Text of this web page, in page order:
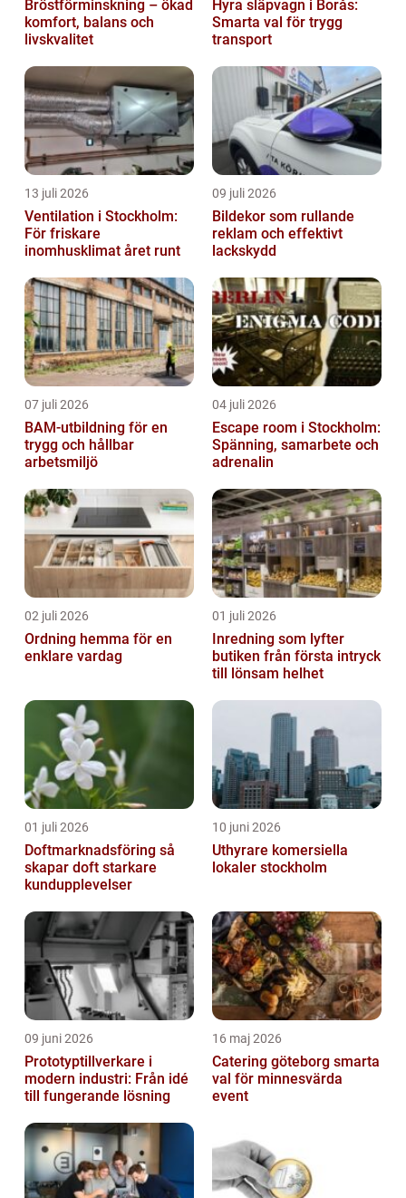
Bröstförminskning – ökad
komfort, balans och
livskvalitet
Hyra släpvagn i Borås:
Smarta val för trygg
transport
13 juli 2026
Ventilation i Stockholm:
För friskare
inomhusklimat året runt
09 juli 2026
Bildekor som rullande
reklam och effektivt
lackskydd
07 juli 2026
BAM-utbildning för en
trygg och hållbar
arbetsmiljö
04 juli 2026
Escape room i Stockholm:
Spänning, samarbete och
adrenalin
02 juli 2026
Ordning hemma för en
enklare vardag
01 juli 2026
Inredning som lyfter
butiken från första intryck
till lönsam helhet
01 juli 2026
Doftmarknadsföring så
skapar doft starkare
kundupplevelser
10 juni 2026
Uthyrare komersiella
lokaler stockholm
09 juni 2026
Prototyptillverkare i
modern industri: Från idé
till fungerande lösning
16 maj 2026
Catering göteborg smarta
val för minnesvärda
event